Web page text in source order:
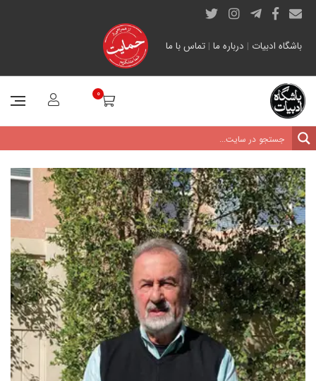
باشگاه ادبیات | درباره ما | تماس با ما
0